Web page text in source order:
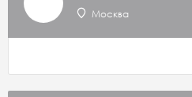
Москва